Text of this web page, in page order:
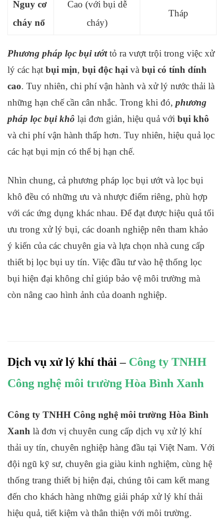
Nguy cơ
cháy nổ
Cao (với bụi dễ
cháy)
Tháp
Phương pháp lọc bụi ướttỏ ra vượt trội trong việc xử
lý các hạt bụi mịn, bụi độc hại và bụi có tính dính
cao. Tuy nhiên, chi phí vận hành và xử lý nước thải là
những hạn chế cần cân nhắc. Trong khi đó, phương
pháp lọc bụi khô lại đơn giản, hiệu quả với bụi khô
và chi phí vận hành thấp hơn. Tuy nhiên, hiệu quả lọc
các hạt bụi mịn có thể bị hạn chế.
Nhìn chung, cả phương pháp lọc bụi ướt và lọc bụi
khô đều có những ưu và nhược điểm riêng, phù hợp
với các ứng dụng khác nhau. Để đạt được hiệu quả tối
ưu trong xử lý bụi, các doanh nghiệp nên tham khảo
ý kiến của các chuyên gia và lựa chọn nhà cung cấp
thiết bị lọc bụi uy tín. Việc đầu tư vào hệ thống lọc
bụi hiện đại không chỉ giúp bảo vệ môi trường mà
còn nâng cao hình ảnh của doanh nghiệp.
Dịch vụ xử lý khí thải – Công ty TNHH
Công nghệ môi trường Hòa Bình Xanh
Công ty TNHH Công nghệ môi trường Hòa Bình
Xanh là đơn vị chuyên cung cấp dịch vụ xử lý khí
thải uy tín, chuyên nghiệp hàng đầu tại Việt Nam. Với
đội ngũ kỹ sư, chuyên gia giàu kinh nghiệm, cùng hệ
thống trang thiết bị hiện đại, chúng tôi cam kết mang
đến cho khách hàng những giải pháp xử lý khí thải
hiệu quả, tiết kiệm và thân thiện với môi trường.